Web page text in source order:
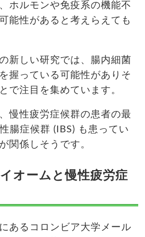
ホルモンや免疫系の機能不
能性があると考えらえても
新しい研究では、腸内細菌
握っている可能性がありそ
で注目を集めています。
慢性疲労症候群の患者の最
腸症候群 (IBS) も患ってい
関係しそうです。
オームと慢性疲労症
あるコロンビア大学メール